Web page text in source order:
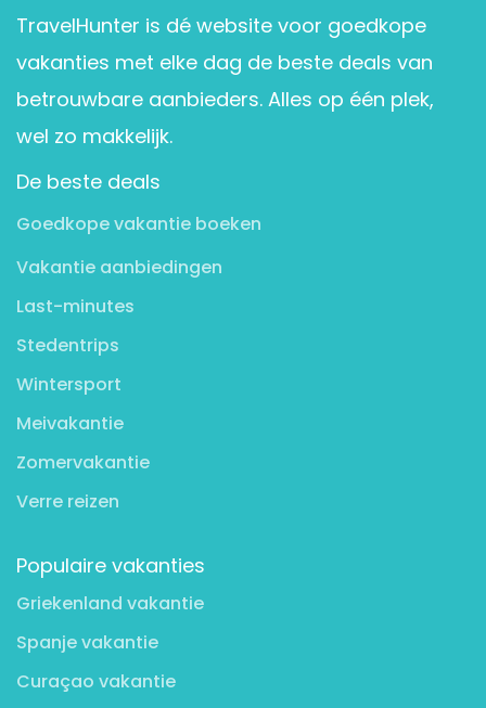
TravelHunter is dé website voor goedkope
vakanties met elke dag de beste deals van
betrouwbare aanbieders. Alles op één plek,
wel zo makkelijk.
De beste deals
Goedkope vakantie boeken
Vakantie aanbiedingen
Last-minutes
Stedentrips
Wintersport
Meivakantie
Zomervakantie
Verre reizen
Populaire vakanties
Griekenland vakantie
Spanje vakantie
Curaçao vakantie